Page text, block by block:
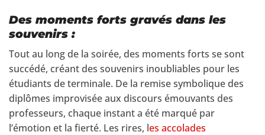
Des moments forts gravés dans les
souvenirs :
Tout au long de la soirée, des moments forts se sont
succédé, créant des souvenirs inoubliables pour les
étudiants de terminale. De la remise symbolique des
diplômes improvisée aux discours émouvants des
professeurs, chaque instant a été marqué par
l’émotion et la fierté. Les rires, les accolades